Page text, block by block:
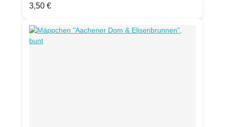
Deutschland
Regulärer Preis:
3,50 €